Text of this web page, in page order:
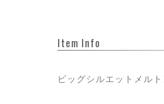
Item Info
ビッグシルエットメル